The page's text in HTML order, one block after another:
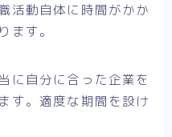
活動自体に時間がかか
ます。
に自分に合った企業を
す。適度な期間を設け